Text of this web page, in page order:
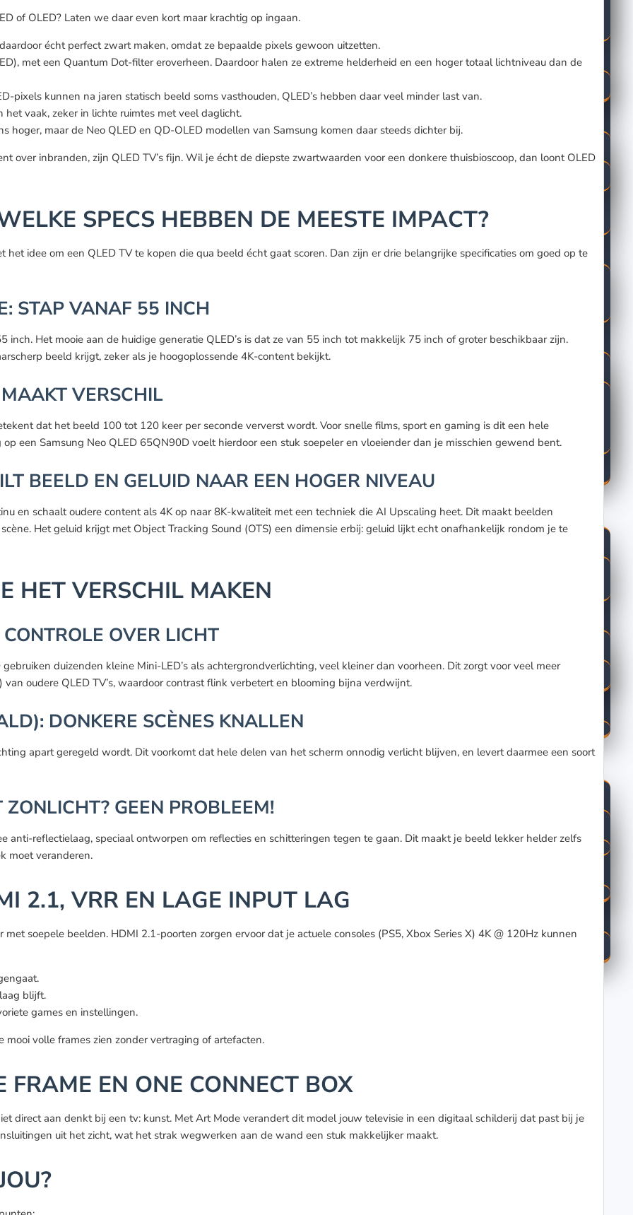
of OLED? Laten we daar even kort maar krachtig op ingaan.
écht perfect zwart maken, omdat ze bepaalde pixels gewoon uitzetten.
met een Quantum Dot-filter eroverheen. Daardoor halen ze extreme helderheid en een hoger totaal lichtniveau dan de
pixels kunnen na jaren statisch beeld soms vasthouden, QLED’s hebben daar veel minder last van.
vaak, zeker in lichte ruimtes met veel daglicht.
hoger, maar de Neo QLED en QD-OLED modellen van Samsung komen daar steeds dichter bij.
over inbranden, zijn QLED TV’s fijn. Wil je écht de diepste zwartwaarden voor een donkere thuisbioscoop, dan loont OLED
SPECS HEBBEN DE MEESTE IMPACT?
idee om een QLED TV te kopen die qua beeld écht gaat scoren. Dan zijn er drie belangrijke specificaties om goed op te
STAP VANAF 55 INCH
Het mooie aan de huidige generatie QLED’s is dat ze van 55 inch tot makkelijk 75 inch of groter beschikbaar zijn.
beeld krijgt, zeker als je hoogoplossende 4K-content bekijkt.
VERSCHIL
dat het beeld 100 tot 120 keer per seconde ververst wordt. Voor snelle films, sport en gaming is dit een hele
een Samsung Neo QLED 65QN90D voelt hierdoor een stuk soepeler en vloeiender dan je misschien gewend bent.
BEELD EN GELUID NAAR EEN HOGER NIVEAU
en schaalt oudere content als 4K op naar 8K-kwaliteit met een techniek die AI Upscaling heet. Dit maakt beelden
Het geluid krijgt met Object Tracking Sound (OTS) een dimensie erbij: geluid lijkt echt onafhankelijk rondom je te
HET VERSCHIL MAKEN
OVER LICHT
duizenden kleine Mini-LED’s als achtergrondverlichting, veel kleiner dan voorheen. Dit zorgt voor veel meer
oudere QLED TV’s, waardoor contrast flink verbetert en blooming bijna verdwijnt.
DONKERE SCÈNES KNALLEN
apart geregeld wordt. Dit voorkomt dat hele delen van het scherm onnodig verlicht blijven, en levert daarmee een soort
GEEN PROBLEEM!
anti-reflectielaag, speciaal ontworpen om reflecties en schitteringen tegen te gaan. Dit maakt je beeld lekker helder zelfs
moet veranderen.
2.1, VRR EN LAGE INPUT LAG
soepele beelden. HDMI 2.1-poorten zorgen ervoor dat je actuele consoles (PS5, Xbox Series X) 4K @ 120Hz kunnen
blijft.
games en instellingen.
mooi volle frames zien zonder vertraging of artefacten.
FRAME EN ONE CONNECT BOX
direct aan denkt bij een tv: kunst. Met Art Mode verandert dit model jouw televisie in een digitaal schilderij dat past bij je
uit het zicht, wat het strak wegwerken aan de wand een stuk makkelijker maakt.